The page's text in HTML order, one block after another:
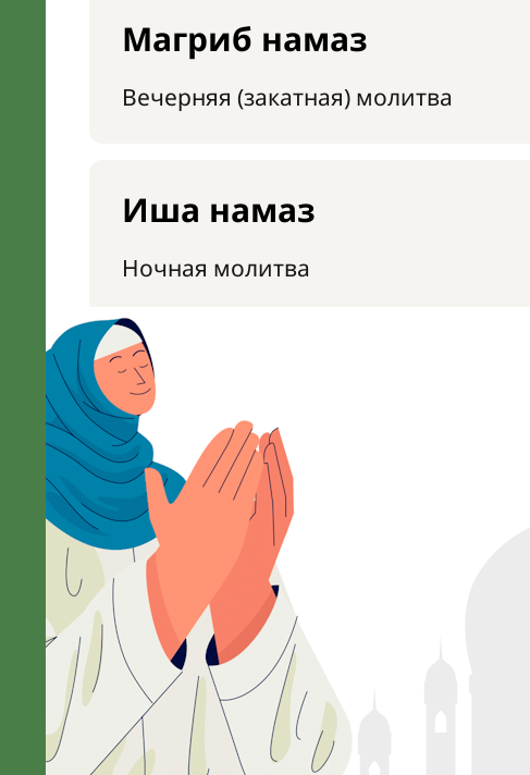
Магриб намаз
Вечерняя (закатная) молитва
Иша намаз
Ночная молитва